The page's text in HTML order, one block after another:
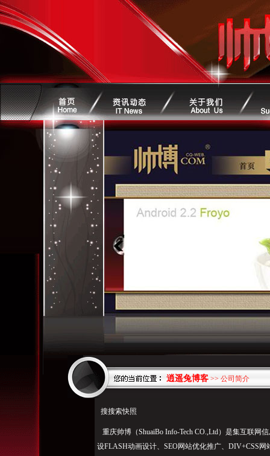
逍遥兔博客 >> 公司简介
搜搜索快照
重庆帅博（ShuaiBo Info-Tech CO.,Ltd）是集互联网
设FLASH动画设计、SEO网站优化推广、DIV+CSS